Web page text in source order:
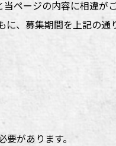
ページの内容に相違が
、募集期間を上記の通
があります。